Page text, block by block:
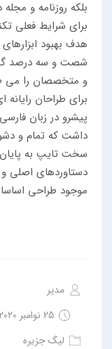
بلکه روزنامه و
برای شرایط فعلی
هدف بهبود
شصت و سه درصد
و متخصصان را می
برای طراحان
پیشرو در زبان
داشت که تمام و
سخت تایپ به
دستاوردهای اصلی
موجود طراحی اساسا
مدیر
25 نوامبر 2020
لیگ جزیره